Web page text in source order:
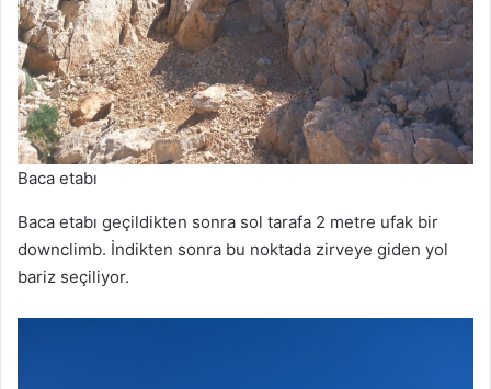
Baca etabı
Baca etabı geçildikten sonra sol tarafa 2 metre ufak bir
downclimb. İndikten sonra bu noktada zirveye giden yol
bariz seçiliyor.